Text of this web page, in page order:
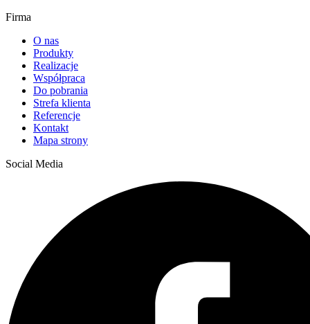
Firma
O nas
Produkty
Realizacje
Współpraca
Do pobrania
Strefa klienta
Referencje
Kontakt
Mapa strony
Social Media